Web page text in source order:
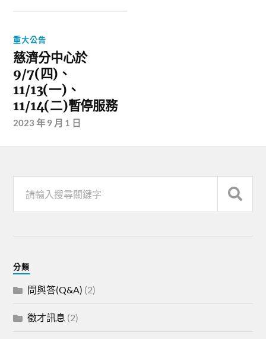
重大公告
慈濟分中心於
9/7(四)、
11/13(一)、
11/14(二)暫停服務
2023 年 9 月 1 日
分類
問與答(Q&A) (2)
徵才訊息 (2)